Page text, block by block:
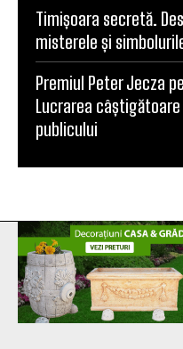
Timișoara secretă.
misterele și
Premiul Peter Jecza
Lucrarea
publicului